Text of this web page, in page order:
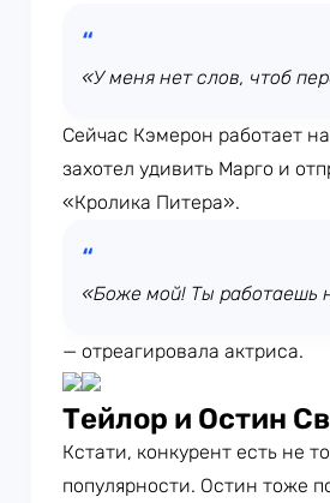
«У меня нет слов, чтоб
Сейчас Кэмерон работает
захотел удивить Марго и
«Кролика Питера».
«Боже мой! Ты работаешь
— отреагировала актриса.
Тейлор и Остин
Кстати, конкурент есть не
популярности. Остин тоже